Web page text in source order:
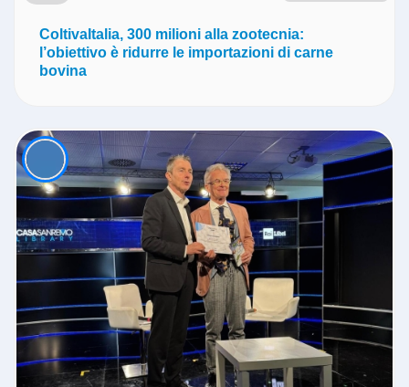
ColtivaItalia, 300 milioni alla zootecnia:
l’obiettivo è ridurre le importazioni di carne
bovina